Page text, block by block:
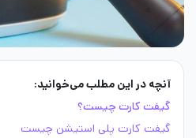
آنچه در این مطلب می‌خوانید:
گیفت کارت چیست؟
گیفت کارت پلی استیشن چیست